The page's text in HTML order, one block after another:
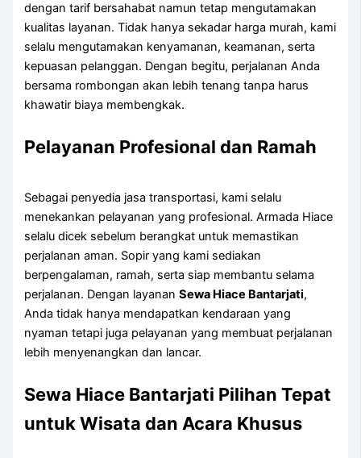
dengan tarif bersahabat namun tetap mengutamakan
kualitas layanan. Tidak hanya sekadar harga murah, kami
selalu mengutamakan kenyamanan, keamanan, serta
kepuasan pelanggan. Dengan begitu, perjalanan Anda
bersama rombongan akan lebih tenang tanpa harus
khawatir biaya membengkak.
Pelayanan Profesional dan Ramah
Sebagai penyedia jasa transportasi, kami selalu
menekankan pelayanan yang profesional. Armada Hiace
selalu dicek sebelum berangkat untuk memastikan
perjalanan aman. Sopir yang kami sediakan
berpengalaman, ramah, serta siap membantu selama
perjalanan. Dengan layananSewa Hiace Bantarjati,
Anda tidak hanya mendapatkan kendaraan yang
nyaman tetapi juga pelayanan yang membuat perjalanan
lebih menyenangkan dan lancar.
Sewa Hiace Bantarjati Pilihan Tepat
untuk Wisata dan Acara Khusus